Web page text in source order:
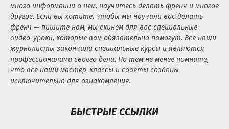
много информации о нем, научитесь делать френч и многое
другое. Если вы хотите, чтобы мы научили вас делать
френч — пишите нам, мы скинем для вас специальные
видео-уроки, которые вам обязательно помогут. Все наши
журналисты закончили специальные курсы и являются
профессионалами своего дела. Но тем не менее помните,
что все наши мастер-классы и советы созданы
исключительно для ознакомления.
БЫСТРЫЕ ССЫЛКИ